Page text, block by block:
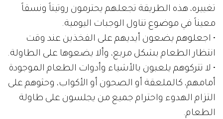
تغييره، هذه الطريقة تجعلهم يحترمون روتيناً ونسقاً
معيناً في موضوع تناول الوجبات اليومية.
• اجعلوهم يضعون أيديهم على الفخذين عند وقت
انتظار الطعام بشكل مربع، وألا يضعوها على الطاولة.
• لا تتركوهم يلعبون بالأشياء وأدوات الطعام الموجودة
أمامهم، كالملعقة أو الصحون أو الأكواب، وحثوهم على
التزام الهدوء واحترام جميع من يجلسون على طاولة
الطعام.